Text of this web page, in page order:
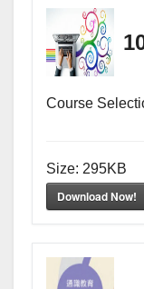
Course
Size: 295KB
Download Now!